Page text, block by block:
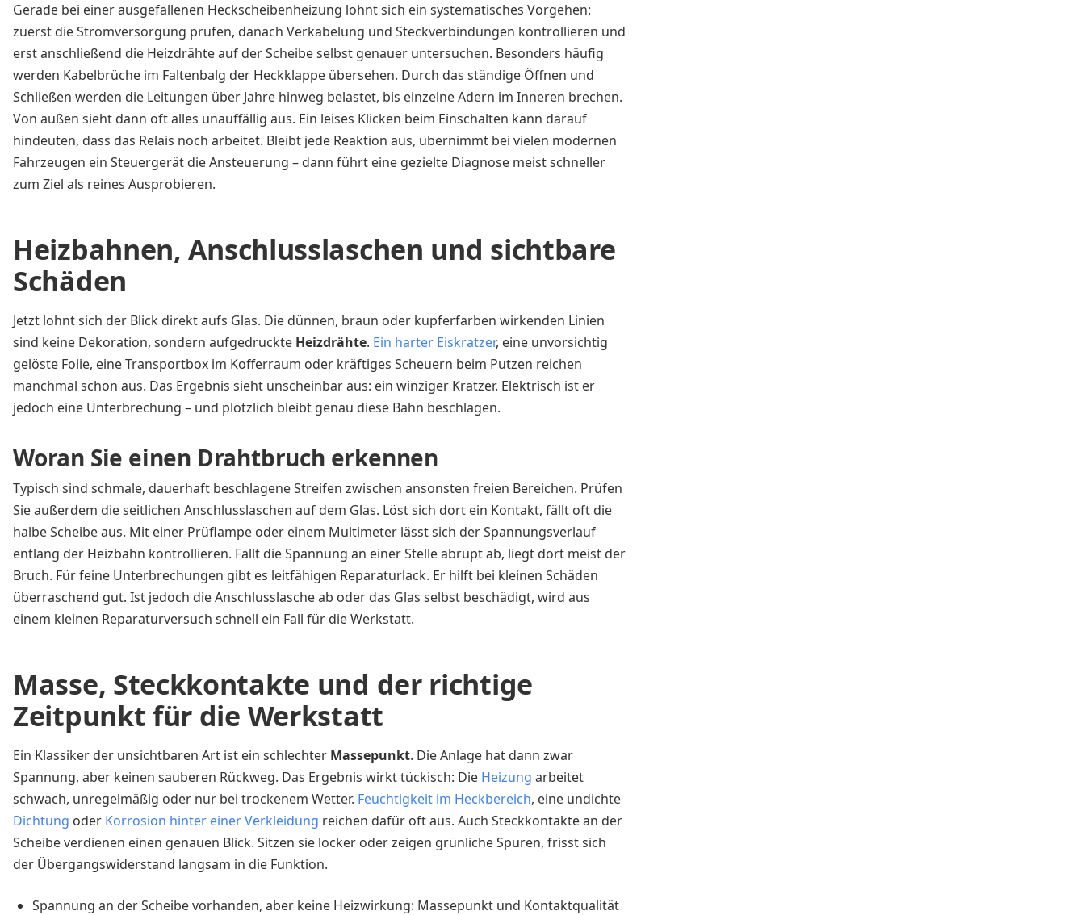
Gerade bei einer ausgefallenen Heckscheibenheizung lohnt sich ein systematisches Vorgehen:
zuerst die Stromversorgung prüfen, danach Verkabelung und Steckverbindungen kontrollieren und
erst anschließend die Heizdrähte auf der Scheibe selbst genauer untersuchen. Besonders häufig
werden Kabelbrüche im Faltenbalg der Heckklappe übersehen. Durch das ständige Öffnen und
Schließen werden die Leitungen über Jahre hinweg belastet, bis einzelne Adern im Inneren brechen.
Von außen sieht dann oft alles unauffällig aus. Ein leises Klicken beim Einschalten kann darauf
hindeuten, dass das Relais noch arbeitet. Bleibt jede Reaktion aus, übernimmt bei vielen modernen
Fahrzeugen ein Steuergerät die Ansteuerung – dann führt eine gezielte Diagnose meist schneller
zum Ziel als reines Ausprobieren.
Heizbahnen, Anschlusslaschen und sichtbare
Schäden
Jetzt lohnt sich der Blick direkt aufs Glas. Die dünnen, braun oder kupferfarben wirkenden Linien
sind keine Dekoration, sondern aufgedruckte Heizdrähte. Ein harter Eiskratzer, eine unvorsichtig
gelöste Folie, eine Transportbox im Kofferraum oder kräftiges Scheuern beim Putzen reichen
manchmal schon aus. Das Ergebnis sieht unscheinbar aus: ein winziger Kratzer. Elektrisch ist er
jedoch eine Unterbrechung – und plötzlich bleibt genau diese Bahn beschlagen.
Woran Sie einen Drahtbruch erkennen
Typisch sind schmale, dauerhaft beschlagene Streifen zwischen ansonsten freien Bereichen. Prüfen
Sie außerdem die seitlichen Anschlusslaschen auf dem Glas. Löst sich dort ein Kontakt, fällt oft die
halbe Scheibe aus. Mit einer Prüflampe oder einem Multimeter lässt sich der Spannungsverlauf
entlang der Heizbahn kontrollieren. Fällt die Spannung an einer Stelle abrupt ab, liegt dort meist der
Bruch. Für feine Unterbrechungen gibt es leitfähigen Reparaturlack. Er hilft bei kleinen Schäden
überraschend gut. Ist jedoch die Anschlusslasche ab oder das Glas selbst beschädigt, wird aus
einem kleinen Reparaturversuch schnell ein Fall für die Werkstatt.
Masse, Steckkontakte und der richtige
Zeitpunkt für die Werkstatt
Ein Klassiker der unsichtbaren Art ist ein schlechter Massepunkt. Die Anlage hat dann zwar
Spannung, aber keinen sauberen Rückweg. Das Ergebnis wirkt tückisch: Die Heizung arbeitet
schwach, unregelmäßig oder nur bei trockenem Wetter. Feuchtigkeit im Heckbereich, eine undichte
Dichtung oder Korrosion hinter einer Verkleidung reichen dafür oft aus. Auch Steckkontakte an der
Scheibe verdienen einen genauen Blick. Sitzen sie locker oder zeigen grünliche Spuren, frisst sich
der Übergangswiderstand langsam in die Funktion.
Spannung an der Scheibe vorhanden, aber keine Heizwirkung: Massepunkt und Kontaktqualität